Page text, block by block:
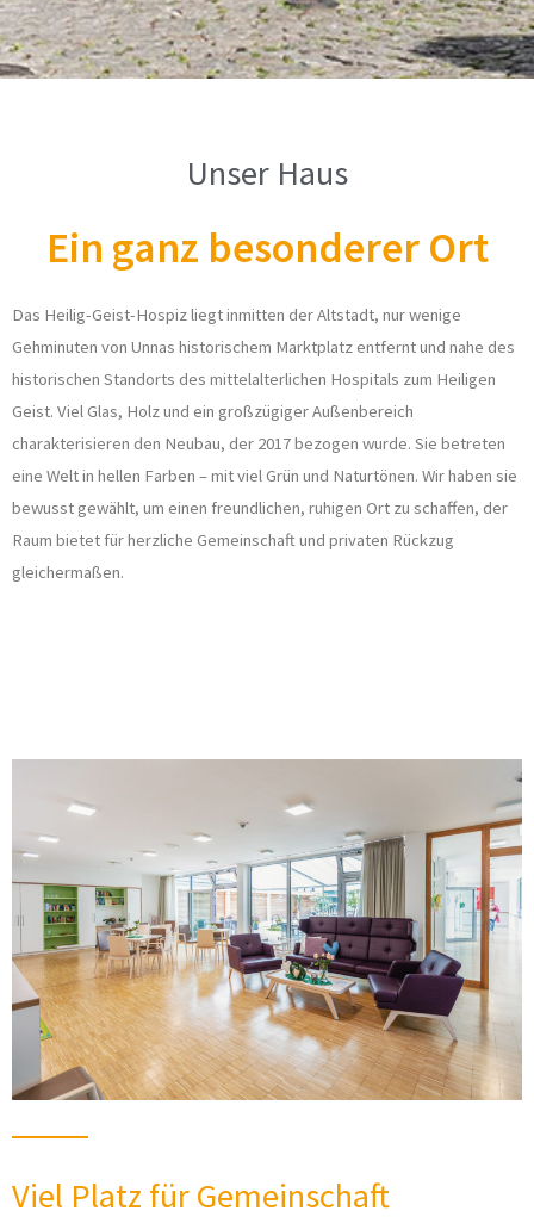
Unser Haus
Ein ganz besonderer Ort
Das Heilig-Geist-Hospiz liegt inmitten der Altstadt, nur wenige
Gehminuten von Unnas historischem Marktplatz entfernt und nahe des
historischen Standorts des mittelalterlichen Hospitals zum Heiligen
Geist. Viel Glas, Holz und ein großzügiger Außenbereich
charakterisieren den Neubau, der 2017 bezogen wurde. Sie betreten
eine Welt in hellen Farben – mit viel Grün und Naturtönen. Wir haben sie
bewusst gewählt, um einen freundlichen, ruhigen Ort zu schaffen, der
Raum bietet für herzliche Gemeinschaft und privaten Rückzug
gleichermaßen.
Viel Platz für Gemeinschaft